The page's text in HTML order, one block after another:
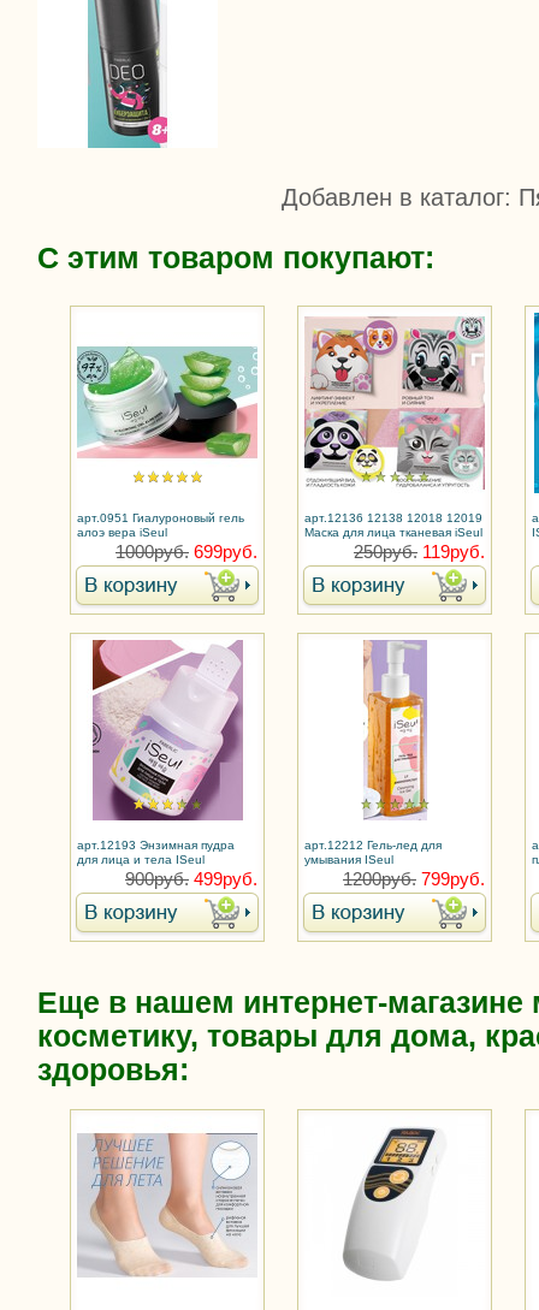
Добавлен в каталог:
С этим товаром покупают:
арт.0951 Гиалуроновый гель
алоэ вера iSeul
1000руб. 699руб.
арт.12136 12138 12018 12019
Маска для лица тканевая iSeul
250руб. 119руб.
арт.12193 Энзимная пудра
для лица и тела ISeul
900руб. 499руб.
арт.12212 Гель-лед для
умывания ISeul
1200руб. 799руб.
Еще в нашем интернет-магазине
косметику, товары для дома,
здоровья: